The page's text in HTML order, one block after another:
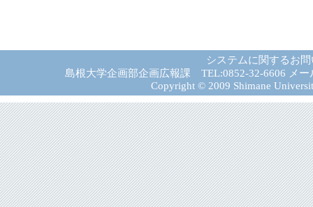
システムに関するお
島根大学企画部企画広報課 TEL:0852-32-6606 メー
Copyright © 2009 Shimane